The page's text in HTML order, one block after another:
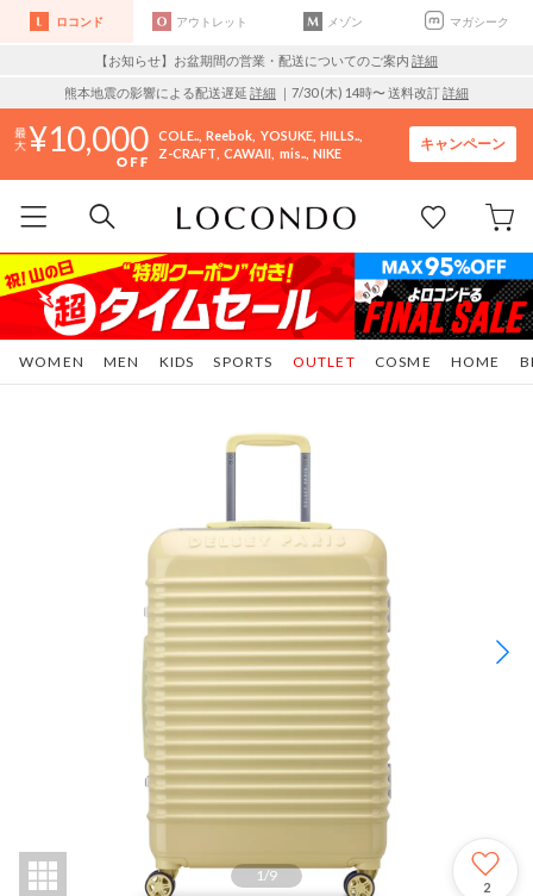
ロコンド アウトレット メゾン マガシーク
【お知らせ】お盆期間の営業・配送についてのご案内 詳細
熊本地震の影響による配送遅延 詳細 ｜7/30 (木) 14時〜 送料改訂詳細
10,000 COLE.. Reebok YOSUKE HILLS..
Z-CRAFT CAWAII mis.. NIKE
キャンペーン
WOMEN MEN KIDS SPORTS COSME HOME
OUTLET
1/9
2